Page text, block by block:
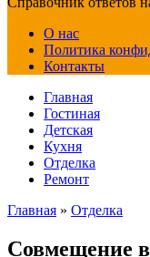
О нас
Политика
Контакты
Главная
Гостиная
Детская
Кухня
Отделка
Ремонт
Главная » Отделка
Совмещение